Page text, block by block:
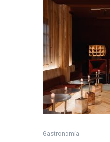
Gastronomía